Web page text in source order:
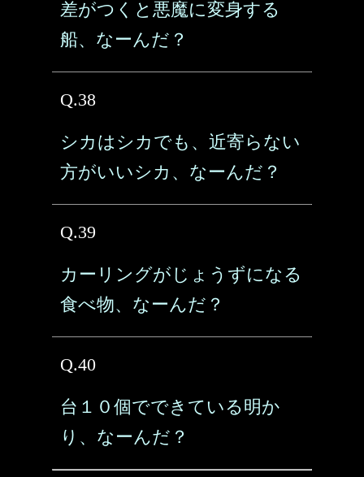
差がつくと悪魔に変身する
船、なーんだ？
Q.38
シカはシカでも、近寄らない
方がいいシカ、なーんだ？
Q.39
カーリングがじょうずになる
食べ物、なーんだ？
Q.40
台１０個でできている明か
り、なーんだ？